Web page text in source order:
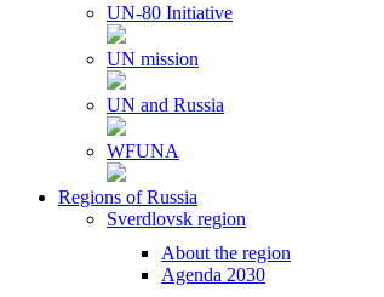
UN-80 Initiative
UN mission
UN and Russia
WFUNA
Regions of Russia
Sverdlovsk region
About the region
Agenda 2030